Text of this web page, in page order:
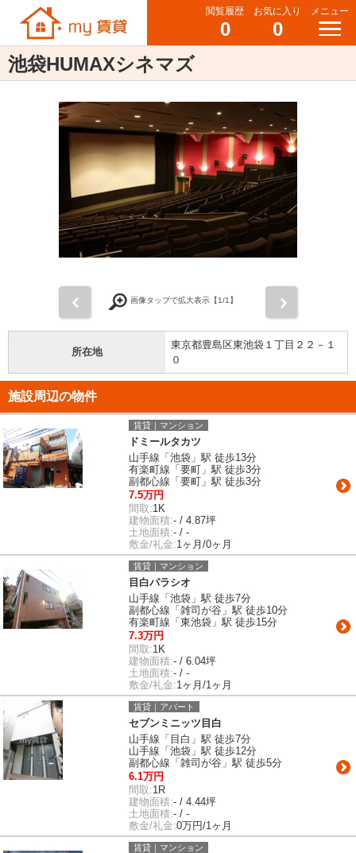
閲覧履歴
0
お気に入り
0
メニュー
池袋HUMAXシネマズ
画像タップで拡大表示【1/1】
所在地
東京都豊島区東池袋１丁目２２－１
０
施設周辺の物件
賃貸｜マンション
ドミールタカツ
山手線「池袋」駅 徒歩13分
有楽町線「要町」駅 徒歩3分
副都心線「要町」駅 徒歩3分
7.5万円
間取:1K
建物面積:- / 4.87坪
土地面積:- / -
敷金/礼金:1ヶ月/0ヶ月
賃貸｜マンション
目白パラシオ
山手線「池袋」駅 徒歩7分
副都心線「雑司が谷」駅 徒歩10分
有楽町線「東池袋」駅 徒歩15分
7.3万円
間取:1K
建物面積:- / 6.04坪
土地面積:- / -
敷金/礼金:1ヶ月/1ヶ月
賃貸｜アパート
セブンミニッツ目白
山手線「目白」駅 徒歩7分
山手線「池袋」駅 徒歩12分
副都心線「雑司が谷」駅 徒歩5分
6.1万円
間取:1R
建物面積:- / 4.44坪
土地面積:- / -
敷金/礼金:0万円/1ヶ月
賃貸｜マンション